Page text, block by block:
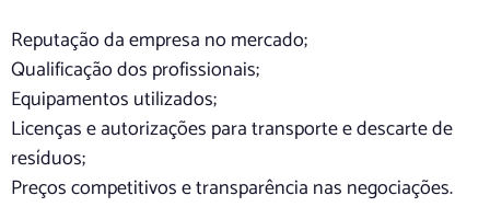
Reputação da empresa no mercado;
Qualificação dos profissionais;
Equipamentos utilizados;
Licenças e autorizações para transporte e descarte de
resíduos;
Preços competitivos e transparência nas negociações.